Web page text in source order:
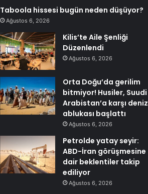
Taboola hissesi bugün neden düşüyor?
Ağustos 6, 2026
Kilis’te Aile Şenliği
Düzenlendi
Ağustos 6, 2026
Orta Doğu’da gerilim
bitmiyor! Husiler, Suudi
Arabistan’a karşı deniz
ablukası başlattı
Ağustos 6, 2026
Petrolde yatay seyir:
ABD-İran görüşmesine
dair beklentiler takip
ediliyor
Ağustos 6, 2026